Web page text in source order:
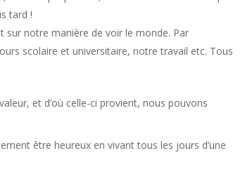
tard !
sur notre manière de voir le monde. Par
scolaire et universitaire, notre travail etc. Tous
et d’où celle-ci provient, nous pouvons
être heureux en vivant tous les jours d’une